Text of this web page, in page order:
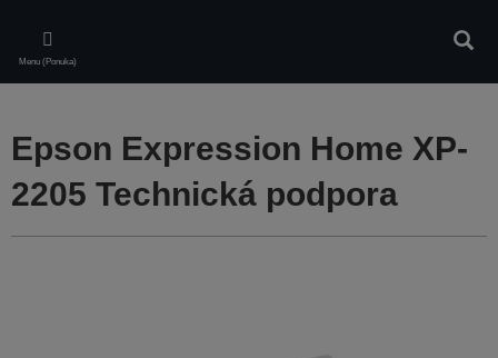
main
content
Menu (Ponuka)
Epson Expression Home XP-
2205 Technická podpora